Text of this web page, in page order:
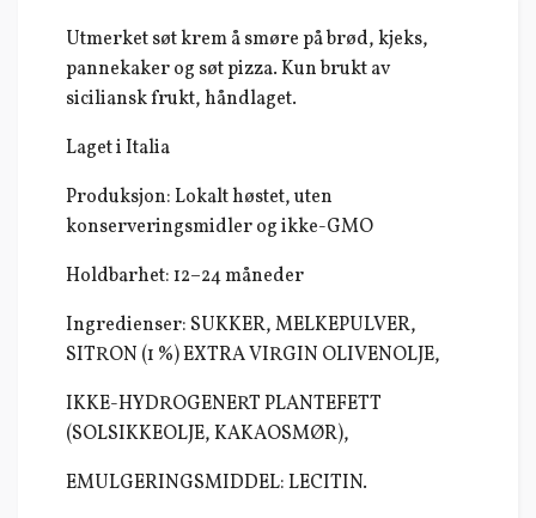
Utmerket søt krem å smøre på brød, kjeks,
pannekaker og søt pizza. Kun brukt av
siciliansk frukt, håndlaget.
Laget i Italia
Produksjon: Lokalt høstet, uten
konserveringsmidler og ikke-GMO
Holdbarhet: 12–24 måneder
Ingredienser: SUKKER, MELKEPULVER,
SITRON (1 %) EXTRA VIRGIN OLIVENOLJE,
IKKE-HYDROGENERT PLANTEFETT
(SOLSIKKEOLJE, KAKAOSMØR),
EMULGERINGSMIDDEL: LECITIN.